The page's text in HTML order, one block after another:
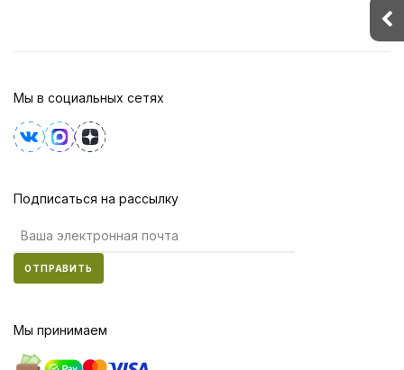
Мы в социальных сетях
Подписаться на рассылку
ОТПРАВИТЬ
Мы принимаем